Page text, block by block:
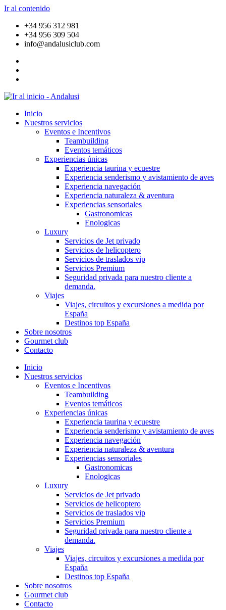
Ir al contenido
+34 956 312 981
+34 956 309 504
info@andalusiclub.com
Inicio
Nuestros servicios
Eventos e Incentivos
Teambuilding
Eventos temáticos
Experiencias únicas
Experiencia taurina y ecuestre
Experiencia senderismo y avistamiento de aves
Experiencia navegación
Experiencia naturaleza & aventura
Experiencias sensoriales
Gastronomicas
Enologicas
Luxury
Servicios de Jet privado
Servicios de helicoptero
Servicios de traslados vip
Servicios Premium
Seguridad privada para nuestro cliente a
demanda.
Viajes
Viajes, circuitos y excursiones a medida por
España
Destinos top España
Sobre nosotros
Gourmet club
Contacto
Inicio
Nuestros servicios
Eventos e Incentivos
Teambuilding
Eventos temáticos
Experiencias únicas
Experiencia taurina y ecuestre
Experiencia senderismo y avistamiento de aves
Experiencia navegación
Experiencia naturaleza & aventura
Experiencias sensoriales
Gastronomicas
Enologicas
Luxury
Servicios de Jet privado
Servicios de helicoptero
Servicios de traslados vip
Servicios Premium
Seguridad privada para nuestro cliente a
demanda.
Viajes
Viajes, circuitos y excursiones a medida por
España
Destinos top España
Sobre nosotros
Gourmet club
Contacto